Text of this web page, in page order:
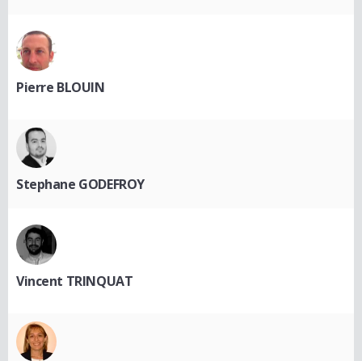
Pierre BLOUIN
Stephane GODEFROY
Vincent TRINQUAT